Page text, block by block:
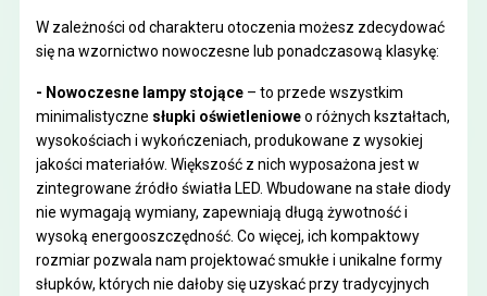
W zależności od charakteru otoczenia możesz zdecydować
się na wzornictwo nowoczesne lub ponadczasową klasykę:
- Nowoczesne lampy stojące– to przede wszystkim
minimalistyczne słupki oświetlenioweo różnych kształtach,
wysokościach i wykończeniach, produkowane z wysokiej
jakości materiałów. Większość z nich wyposażona jest w
zintegrowane źródło światła LED. Wbudowane na stałe diody
nie wymagają wymiany, zapewniają długą żywotność i
wysoką energooszczędność. Co więcej, ich kompaktowy
rozmiar pozwala nam projektować smukłe i unikalne formy
słupków, których nie dałoby się uzyskać przy tradycyjnych